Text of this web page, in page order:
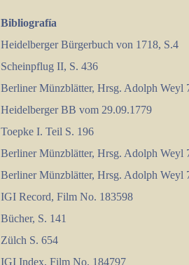
Bibliografía
Heidelberger Bürgerbuch von 1718, S.4
Scheinpflug II, S. 436
Berliner Münzblätter, Hrsg. Adolph Weyl
Heidelberger BB vom 29.09.1779
Toepke I. Teil S. 196
Berliner Münzblätter, Hrsg. Adolph Weyl
Berliner Münzblätter, Hrsg. Adolph Weyl
IGI Record, Film No. 183598
Bücher, S. 141
Zülch S. 654
IGI Index, Film No. 184797